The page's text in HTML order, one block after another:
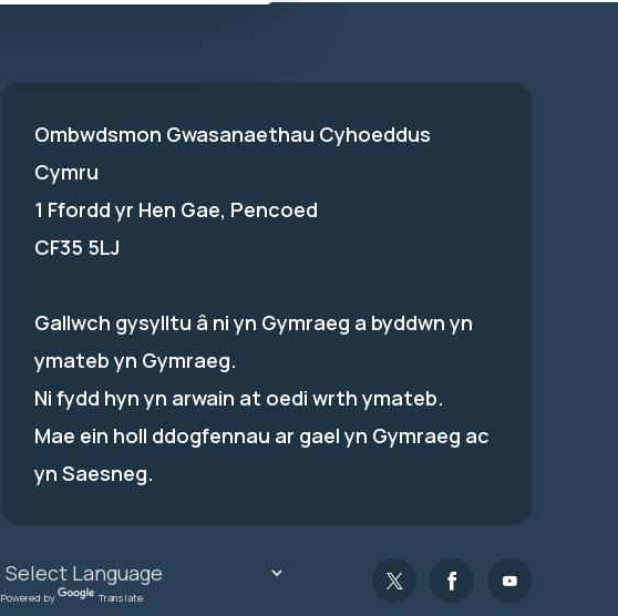
Ombwdsmon Gwasanaethau Cyhoeddus
Cymru
1 Ffordd yr Hen Gae, Pencoed
CF35 5LJ
Gallwch gysylltu â ni yn Gymraeg a byddwn yn
ymateb yn Gymraeg.
Ni fydd hyn yn arwain at oedi wrth ymateb.
Mae ein holl ddogfennau ar gael yn Gymraeg ac
yn Saesneg.
Powered by Translate